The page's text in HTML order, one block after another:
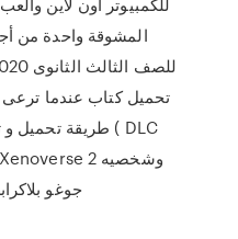
المشوقة واحدة من
جوغو